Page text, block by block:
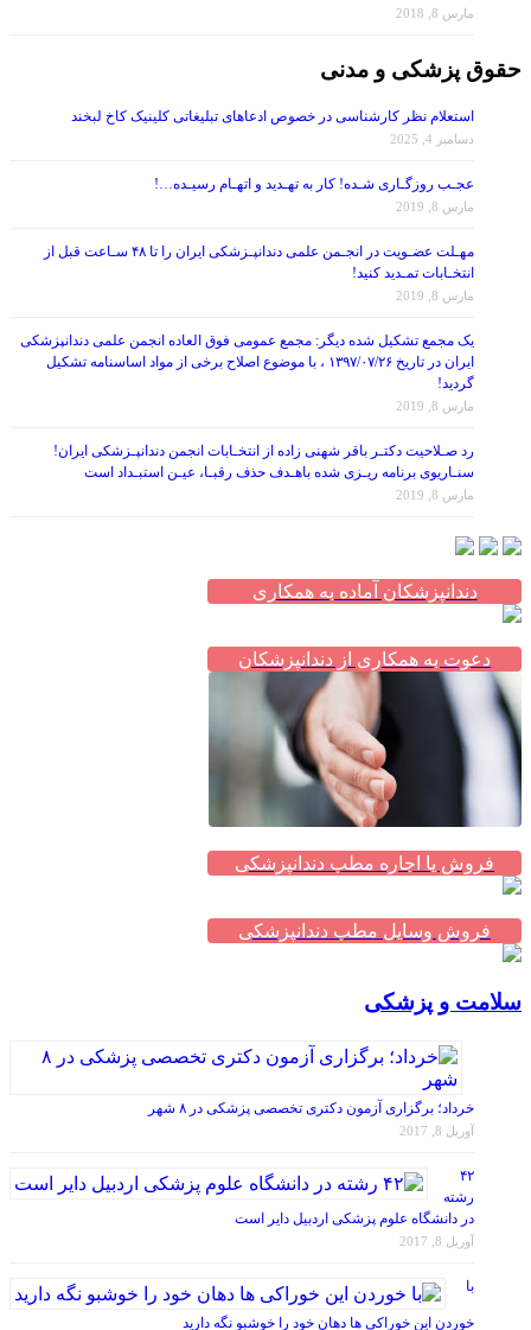
مارس 8, 2018
حقوق پزشکی و مدنی
استعلام نظر کارشناسی در خصوص ادعاهای تبلیغاتی کلینیک کاخ لبخند
دسامبر 4, 2025
عجـب روزگـاری شـده! کار به تهـدید و اتهـام رسیـده…!
مارس 8, 2019
مهـلت عضـویت در انجـمن علمی دندانپـزشکی ایران را تا ۴۸ سـاعت قبل از
انتخـابات تمـدید کنید!
مارس 8, 2019
یک مجمع تشکیل شده دیگر: مجمع عمومی فوق العاده انجمن علمی دندانپزشکی
ایران در تاریخ ۱۳۹۷/۰۷/۲۶ ، با موضوع اصلاح برخی از مواد اساسنامه تشکیل
گردید!
مارس 8, 2019
رد صـلاحیت دکتـر باقر شهنی زاده از انتخـابات انجمن دندانپـزشکی ایران!
سنـاریوی برنامه ریـزی شده باهـدف حذف رقبـا، عیـن استبـداد است
مارس 8, 2019
دندانپزشکان آماده به همکاری
دعوت به همکاری از دندانپزشکان
فروش یا اجاره مطب دندانپزشکی
فروش وسایل مطب دندانپزشکی
سلامت و پزشکی
خرداد؛ برگزاری آزمون دکتری تخصصی پزشکی در ۸ شهر
آوریل 8, 2017
۴۲
رشته
در دانشگاه علوم پزشکی اردبیل دایر است
آوریل 8, 2017
با
خوردن این خوراکی ها دهان خود را خوشبو نگه دارید